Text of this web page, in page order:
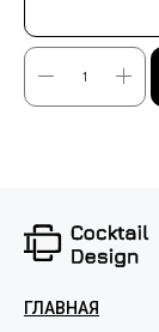
ГЛАВНАЯ